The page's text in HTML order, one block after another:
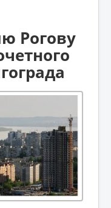
Рогову